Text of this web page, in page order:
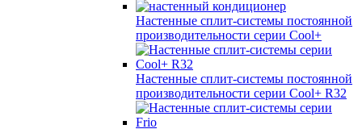
Настенные сплит-системы постоянной
производительности серии Cool+
Настенные сплит-системы постоянной
производительности серии Cool+ R32